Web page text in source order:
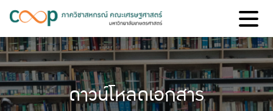
ดาวน์โหลดเอกสาร